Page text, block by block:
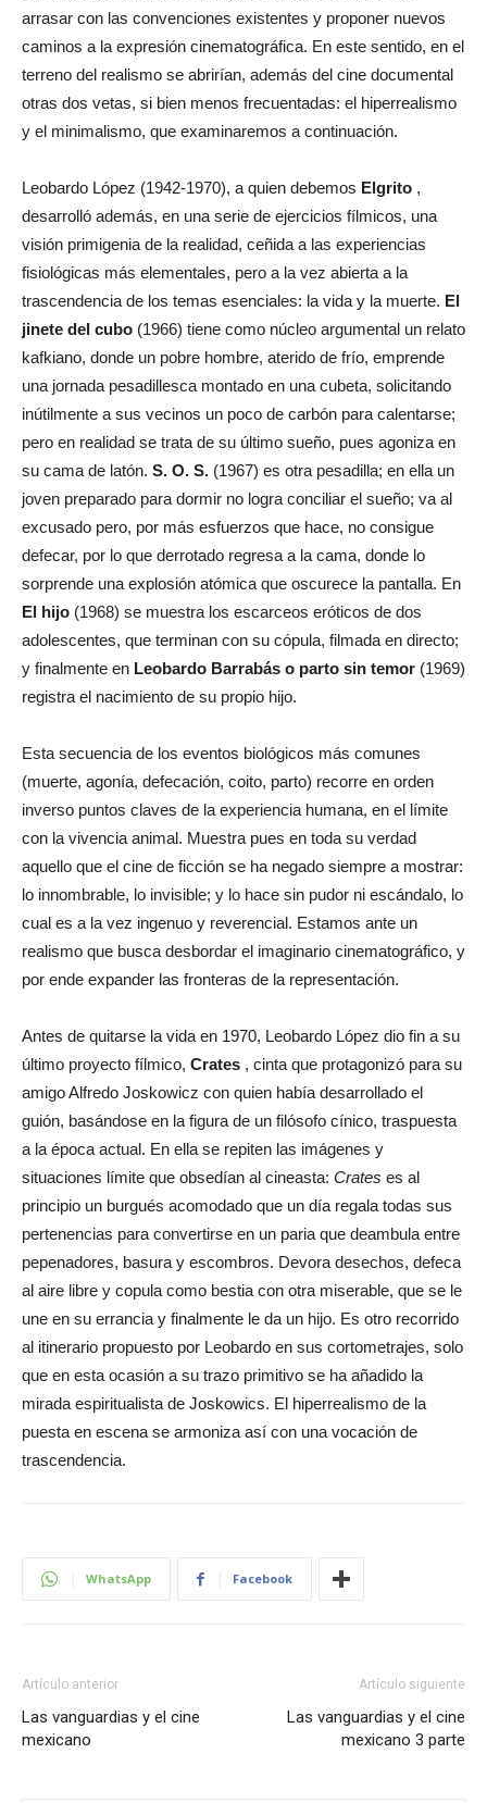
arrasar con las convenciones existentes y proponer nuevos
caminos a la expresión cinematográfica. En este sentido, en el
terreno del realismo se abrirían, además del cine documental
otras dos vetas, si bien menos frecuentadas: el hiperrealismo
y el minimalismo, que examinaremos a continuación.
Leobardo López (1942-1970), a quien debemos Elgrito ,
desarrolló además, en una serie de ejercicios fílmicos, una
visión primigenia de la realidad, ceñida a las experiencias
fisiológicas más elementales, pero a la vez abierta a la
trascendencia de los temas esenciales: la vida y la muerte. El
jinete del cubo (1966) tiene como núcleo argumental un relato
kafkiano, donde un pobre hombre, aterido de frío, emprende
una jornada pesadillesca montado en una cubeta, solicitando
inútilmente a sus vecinos un poco de carbón para calentarse;
pero en realidad se trata de su último sueño, pues agoniza en
su cama de latón. S. O. S. (1967) es otra pesadilla; en ella un
joven preparado para dormir no logra conciliar el sueño; va al
excusado pero, por más esfuerzos que hace, no consigue
defecar, por lo que derrotado regresa a la cama, donde lo
sorprende una explosión atómica que oscurece la pantalla. En
El hijo (1968) se muestra los escarceos eróticos de dos
adolescentes, que terminan con su cópula, filmada en directo;
y finalmente en Leobardo Barrabás o parto sin temor (1969)
registra el nacimiento de su propio hijo.
Esta secuencia de los eventos biológicos más comunes
(muerte, agonía, defecación, coito, parto) recorre en orden
inverso puntos claves de la experiencia humana, en el límite
con la vivencia animal. Muestra pues en toda su verdad
aquello que el cine de ficción se ha negado siempre a mostrar:
lo innombrable, lo invisible; y lo hace sin pudor ni escándalo, lo
cual es a la vez ingenuo y reverencial. Estamos ante un
realismo que busca desbordar el imaginario cinematográfico, y
por ende expander las fronteras de la representación.
Antes de quitarse la vida en 1970, Leobardo López dio fin a su
último proyecto fílmico, Crates , cinta que protagonizó para su
amigo Alfredo Joskowicz con quien había desarrollado el
guión, basándose en la figura de un filósofo cínico, traspuesta
a la época actual. En ella se repiten las imágenes y
situaciones límite que obsedían al cineasta: Crates es al
principio un burgués acomodado que un día regala todas sus
pertenencias para convertirse en un paria que deambula entre
pepenadores, basura y escombros. Devora desechos, defeca
al aire libre y copula como bestia con otra miserable, que se le
une en su errancia y finalmente le da un hijo. Es otro recorrido
al itinerario propuesto por Leobardo en sus cortometrajes, solo
que en esta ocasión a su trazo primitivo se ha añadido la
mirada espiritualista de Joskowics. El hiperrealismo de la
puesta en escena se armoniza así con una vocación de
trascendencia.
WhatsApp Facebook
Artículo anterior
Las vanguardias y el cine
mexicano
Artículo siguiente
Las vanguardias y el cine
mexicano 3 parte